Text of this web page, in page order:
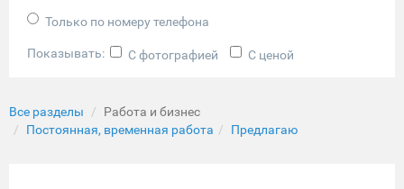
Только по номеру телефона
Показывать: С фотографией С ценой
Все разделы
Работа и бизнес
Постоянная, временная работа
Предлагаю